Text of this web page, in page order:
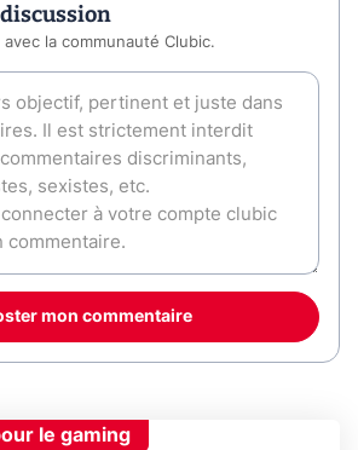
la communauté Clubic.
mon commentaire
le gaming